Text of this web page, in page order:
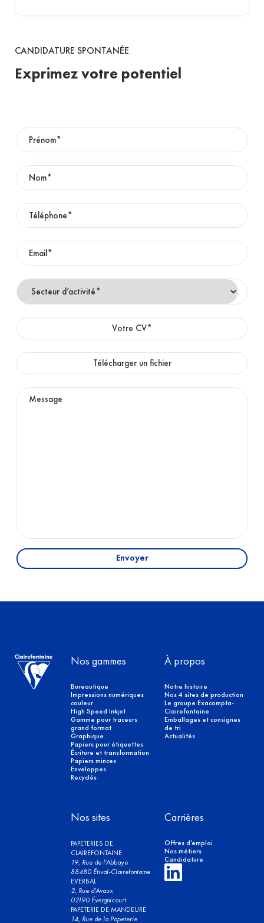
CANDIDATURE SPONTANÉE
Exprimez votre potentiel
Votre CV*
Télécharger un fichier
Envoyer
Nos gammes
Bureautique
Impressions numériques
couleur
High Speed Inkjet
Gamme pour traceurs
grand format
Graphique
Papiers pour étiquettes
Écriture et transformation
Papiers minces
Enveloppes
Recyclés
À propos
Notre histoire
Nos 4 sites de production
Le groupe Exacompta-
Clairefontaine
Emballages et consignes
de tri
Actualités
Nos sites
PAPETERIES DE
CLAIREFONTAINE
19, Rue de l'Abbaye
88480 Étival-Clairefontaine
EVERBAL
2, Rue d'Avaux
02190 Évergnicourt
PAPETERIE DE MANDEURE
14, Rue de la Papeterie
Carrières
Offres d’emploi
Nos métiers
Candidature